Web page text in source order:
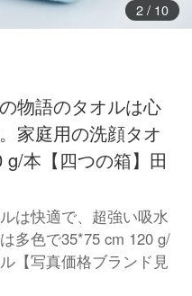
3/ 10
物語のタオルは心
家庭用の洗顔タオ
本【四つの箱】田
は快適で、超強い吸水
多色で35*75 cm 120 g/
【写真価格ブランド見